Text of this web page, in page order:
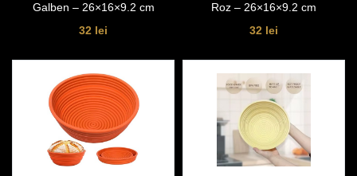
Galben – 26×16×9.2 cm
32 lei
Roz – 26×16×9.2 cm
32 lei